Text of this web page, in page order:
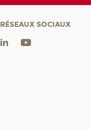
RÉSEAUX SOCIAUX